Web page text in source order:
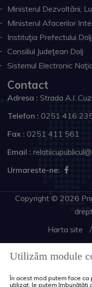
Ministerul Dezvoltării,
Ministerul Afacerilor
Instituţia Prefectului Dolj
Consiliul Judeţean Dolj
Sistemul Electronic
Contact
Adresa : Strada A.I.
Telefon : 0251 416
Fax : 0251 411 561
Email :
Urmareste-ne:
Copyright © 2026
Harta site
Utilizăm module
În acest mod putem face
utilizat, le putem îmbunătăți